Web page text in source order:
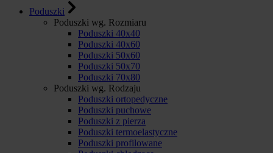
Poduszki
Poduszki wg. Rozmiaru
Poduszki 40x40
Poduszki 40x60
Poduszki 50x60
Poduszki 50x70
Poduszki 70x80
Poduszki wg. Rodzaju
Poduszki ortopedyczne
Poduszki puchowe
Poduszki z pierza
Poduszki termoelastyczne
Poduszki profilowane